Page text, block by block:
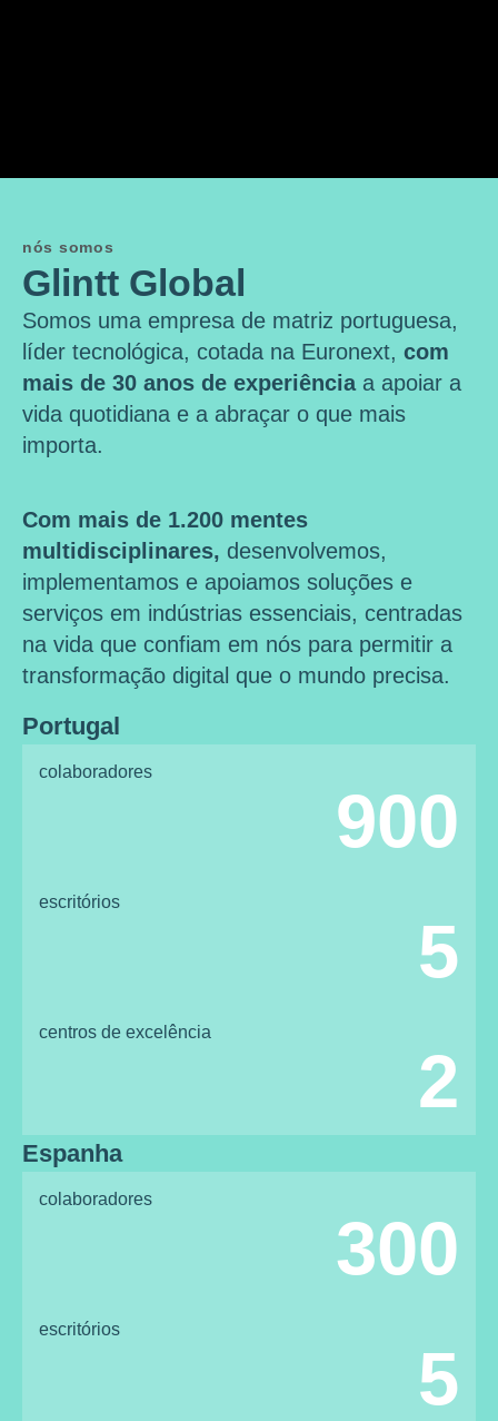
nós somos
Glintt Global
Somos uma empresa de matriz portuguesa,
líder tecnológica, cotada na Euronext, com
mais de 30 anos de experiênciaa apoiar a
vida quotidiana e a abraçar o que mais
importa.
Com mais de 1.200 mentes
multidisciplinares, desenvolvemos,
implementamos e apoiamos soluções e
serviços em indústrias essenciais, centradas
na vida que confiam em nós para permitir a
transformação digital que o mundo precisa.
Portugal
colaboradores
900
escritórios
5
centros de excelência
2
Espanha
colaboradores
300
escritórios
5